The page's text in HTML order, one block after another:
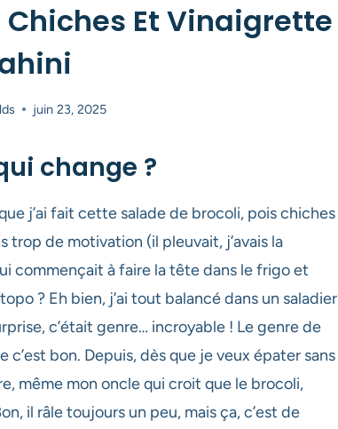
Chiches Et Vinaigrette
juin 23, 2025
change ?
j’ai fait cette salade de brocoli, pois chiches
trop de motivation (il pleuvait, j’avais la
commençait à faire la tête dans le frigo et
? Eh bien, j’ai tout balancé dans un saladier
c’était genre… incroyable ! Le genre de
bon. Depuis, dès que je veux épater sans
même mon oncle qui croit que le brocoli,
il râle toujours un peu, mais ça, c’est de